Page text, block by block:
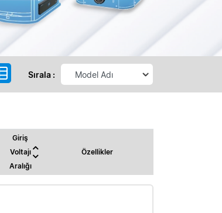
Sırala :
Giriş
Voltajı
Aralığı
Özellikler